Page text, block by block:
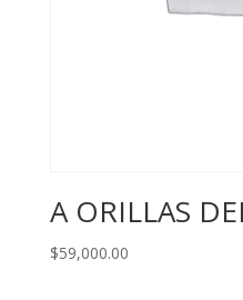
A ORILLAS
$59,000.00